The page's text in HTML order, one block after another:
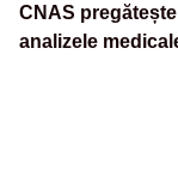
CNAS
analizele